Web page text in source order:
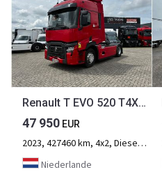
Renault T EVO 520 T4X2 13 LITER, SLEEPERCAB, AIRCO, EURO 6
47 950 EUR
2023, 427460 km, 4x2, Diesel, 2-Achse
Niederlande